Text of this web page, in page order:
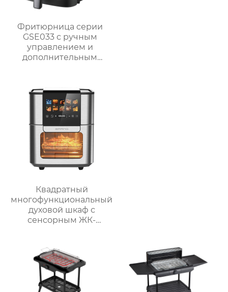
Фритюрница серии
GSE033 с ручным
управлением и
дополнительным
Квадратный
многофункциональный
духовой шкаф с
сенсорным ЖК-